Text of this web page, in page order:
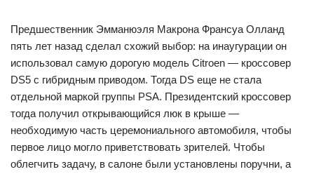
Предшественник Эмманюэля Макрона Франсуа Олланд
пять лет назад сделал схожий выбор: на инаугурации он
использовал самую дорогую модель Citroen — кроссовер
DS5 с гибридным приводом. Тогда DS еще не стала
отдельной маркой группы PSA. Президентский кроссовер
тогда получил открывающийся люк в крыше —
необходимую часть церемониального автомобиля, чтобы
первое лицо могло приветствовать зрителей. Чтобы
облегчить задачу, в салоне были установлены поручни, а